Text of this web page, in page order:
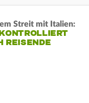
Streit mit Italien:
REISENDE